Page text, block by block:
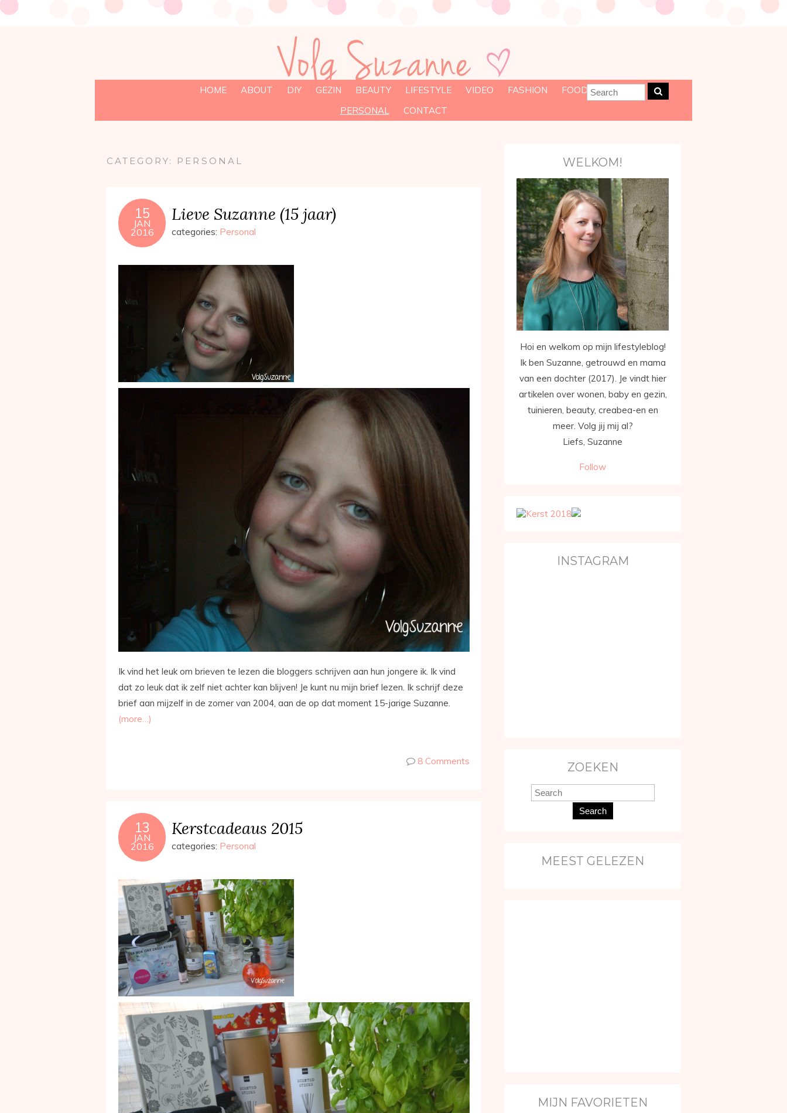
HOME ABOUT DIY GEZIN BEAUTY LIFESTYLE VIDEO FASHION
FOOD
PERSONAL
CONTACT
CATEGORY: PERSONAL
15
JAN
2016
Lieve Suzanne (15 jaar)
categories: Personal
Ik vind het leuk om brieven te lezen die bloggers schrijven aan hun jongere ik. Ik vind
dat zo leuk dat ik zelf niet achter kan blijven! Je kunt nu mijn brief lezen. Ik schrijf deze
brief aan mijzelf in de zomer van 2004, aan de op dat moment 15-jarige Suzanne.
(more…)
8 Comments
13
JAN
2016
Kerstcadeaus 2015
categories: Personal
WELKOM!
Hoi en welkom op mijn lifestyleblog!
Ik ben Suzanne, getrouwd en mama
van een dochter (2017). Je vindt hier
artikelen over wonen, baby en gezin,
tuinieren, beauty, creabea-en en
meer. Volg jij mij al?
Liefs, Suzanne
Follow
INSTAGRAM
ZOEKEN
Search
MEEST GELEZEN
MIJN FAVORIETEN